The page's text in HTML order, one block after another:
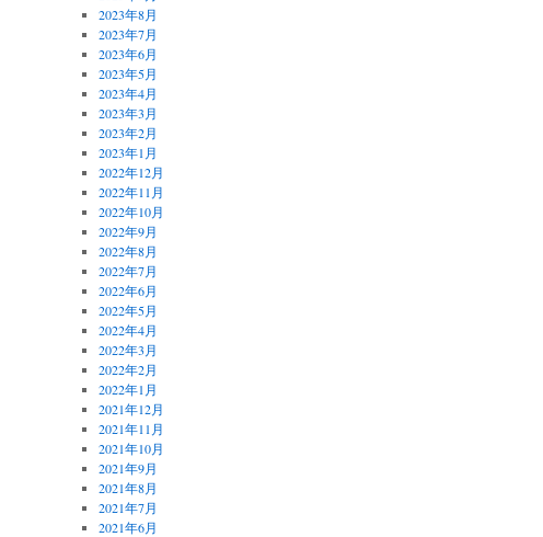
2023年8月
2023年7月
2023年6月
2023年5月
2023年4月
2023年3月
2023年2月
2023年1月
2022年12月
2022年11月
2022年10月
2022年9月
2022年8月
2022年7月
2022年6月
2022年5月
2022年4月
2022年3月
2022年2月
2022年1月
2021年12月
2021年11月
2021年10月
2021年9月
2021年8月
2021年7月
2021年6月